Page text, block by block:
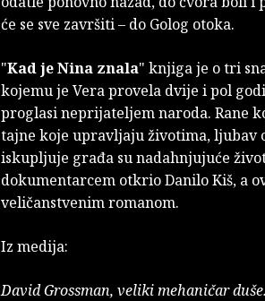
će se sve završiti – do Golog otoka.
"Kad je Nina znala" knjiga je o tri
kojemu je Vera provela dvije i pol
proglasi neprijateljem naroda. Rane
tajne koje upravljaju životima, ljubav
iskupljuje građa su nadahnjujuće
dokumentarcem otkrio Danilo Kiš, a
veličanstvenim romanom.
Iz medija:
David Grossman, veliki mehaničar duše.